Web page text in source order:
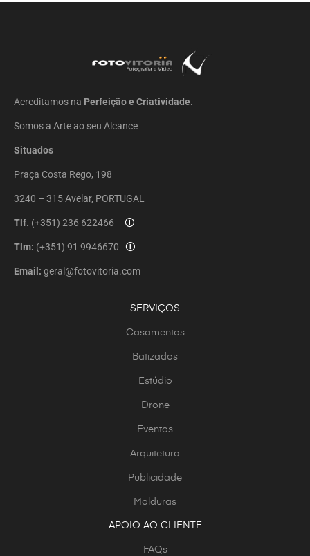
Acreditamos na Perfeição e Criatividade.
Somos a Arte ao seu Alcance
Situados
Praça Costa Rego, 198
3240 – 315 Avelar, PORTUGAL
Tlf. (+351) 236 622466 🛈
Tlm: (+351) 91 9946670 🛈
Email: geral@fotovitoria.com
SERVIÇOS
Casamentos
Batizados
Estúdio
Drone
Eventos
Arquitetura
Publicidade
Molduras
APOIO AO CLIENTE
FAQs